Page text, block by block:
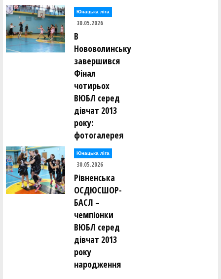
Юнацька ліга
30.05.2026
В
Нововолинську
завершився
Фінал
чотирьох
ВЮБЛ серед
дівчат 2013
року:
фотогалерея
Юнацька ліга
30.05.2026
Рівненська
ОСДЮСШОР-
БАСЛ –
чемпіонки
ВЮБЛ серед
дівчат 2013
року
народження